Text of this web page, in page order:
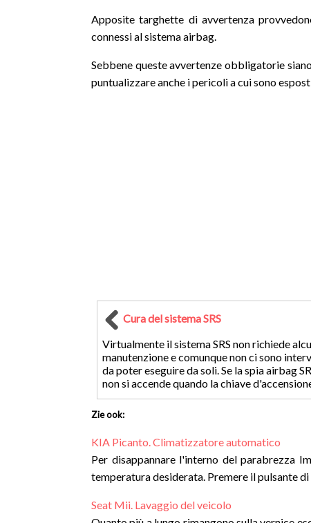
Apposite targhette di avvertenza
connessi al sistema airbag.
Sebbene queste avvertenze obbligatorie
puntualizzare anche i pericoli a cui sono
Cura del sistema SRS
Virtualmente il sistema SRS non richiede
manutenzione e comunque non ci sono
da poter eseguire da soli. Se la spia airbag
non si accende quando la chiave
Zie ook:
KIA Picanto. Climatizzatore automatico
Per disappannare l'interno del parabrezza
temperatura desiderata. Premere il pulsante
Seat Mii. Lavaggio del veicolo